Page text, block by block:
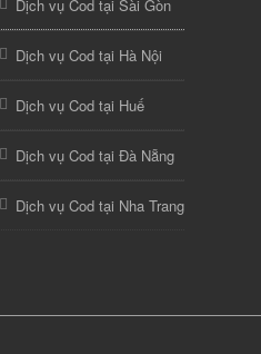
Dịch vụ Cod tại Sài Gòn
Dịch vụ Cod tại Hà Nội
Dịch vụ Cod tại Huế
Dịch vụ Cod tại Đà Nẵng
Dịch vụ Cod tại Nha Trang